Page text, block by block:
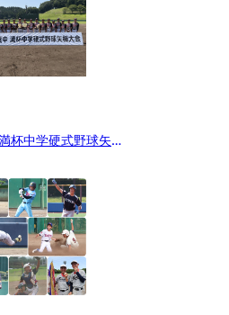
杯中学硬式野球矢